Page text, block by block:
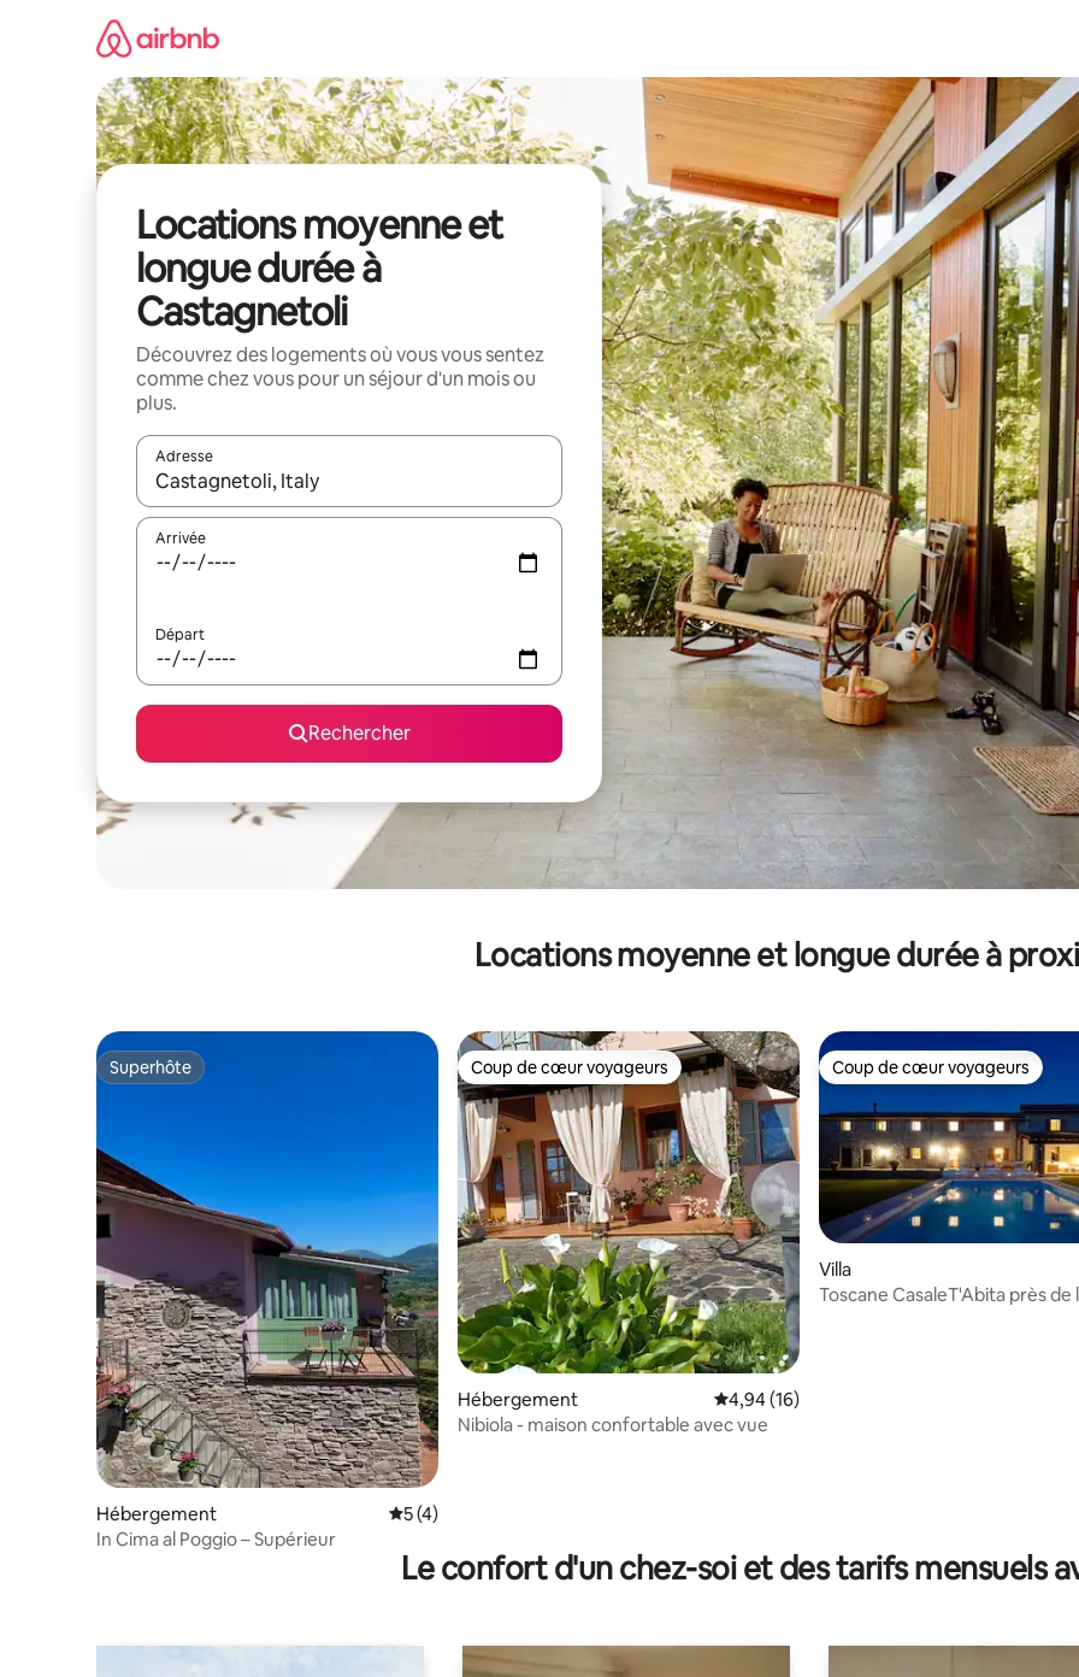
Locations moyenne et
longue durée à
Castagnetoli
Découvrez des logements où vous vous sentez
comme chez vous pour un séjour d'un mois ou
plus.
Adresse
Lorsque les résultats s'affichent, utilisez les flèches vers le haut et vers le bas pour les parcourir ou en appuyant et en
Arrivée
Départ
Rechercher
Locations moyenne et longue durée à
Superhôte
Superhôte
Hébergement Évaluation moyenne sur la base de 4 commentaires : 5 sur 5
5 (4)
In Cima al Poggio – Supérieur
Coup de cœur voyageurs
Coup de cœur voyageurs
Hébergement Évaluation moyenne sur la base de 16
4,94 (16)
Nibiola - maison confortable avec vue
Coup de cœur voyageurs
Coup de cœur voyageurs
Villa
Toscane CasaleT'Abita près de
Le confort d'un chez-soi et des tarifs mensuels